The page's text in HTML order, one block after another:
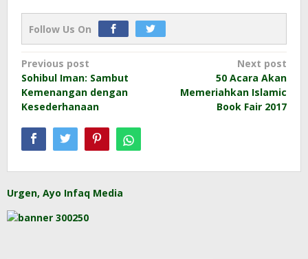
Follow Us On
Post
navigation
Previous post
Sohibul Iman: Sambut
Kemenangan dengan
Kesederhanaan
Next post
50 Acara Akan
Memeriahkan Islamic
Book Fair 2017
Urgen, Ayo Infaq Media